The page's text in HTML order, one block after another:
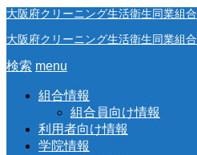
大阪府クリーニング生活衛生同業組合
大阪府クリーニング生活衛生同業組合
検索 menu
組合情報
組合員向け情報
利用者向け情報
学院情報